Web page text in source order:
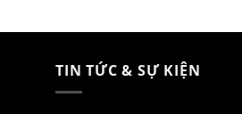
TIN TỨC & SỰ KIỆN